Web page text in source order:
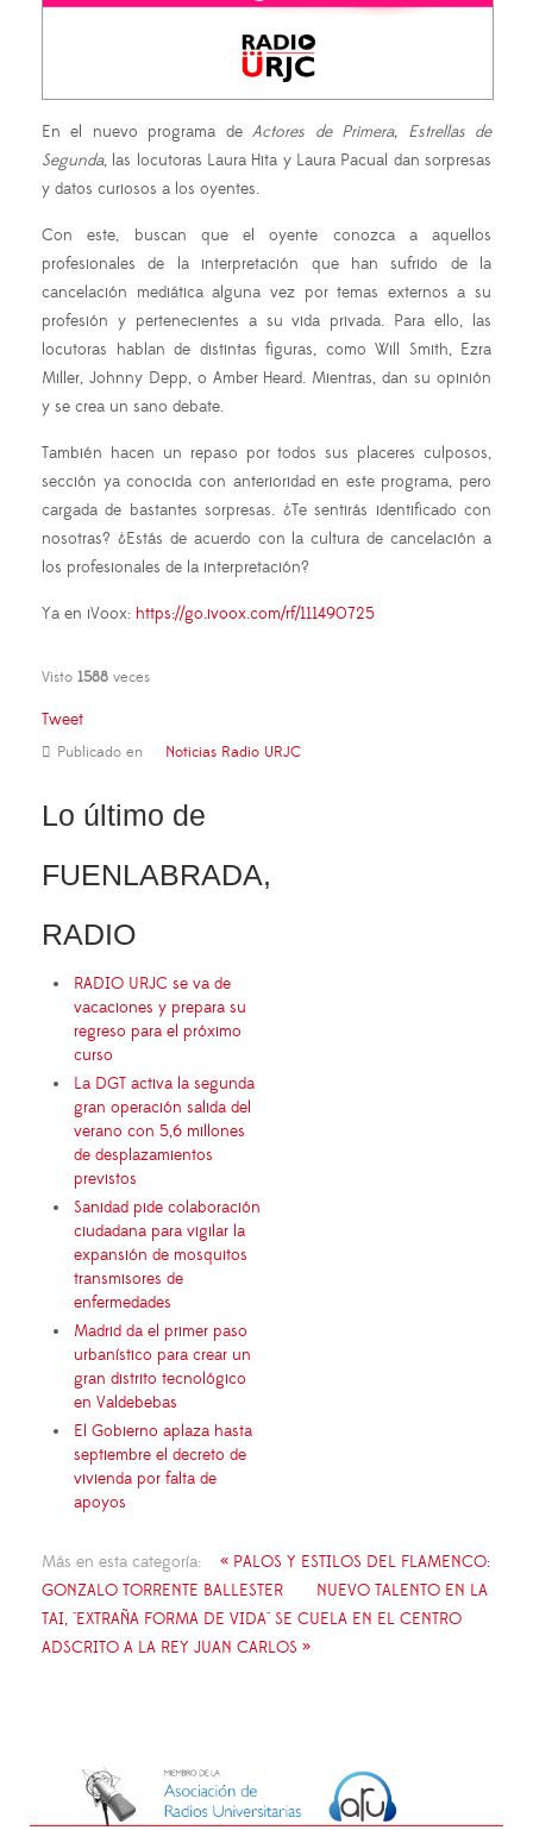
En el nuevo programa deActores de Primera, Estrellas de
Segunda, las locutoras Laura Hita y Laura Pacual dan sorpresas
y datos curiosos a los oyentes.
Con este, buscan que el oyente conozca a aquellos
profesionales de la interpretación que han sufrido de la
cancelación mediática alguna vez por temas externos a su
profesión y pertenecientes a su vida privada. Para ello, las
locutoras hablan de distintas figuras, como Will Smith, Ezra
Miller, Johnny Depp, o Amber Heard. Mientras, dan su opinión
y se crea un sano debate.
También hacen un repaso por todos sus placeres culposos,
sección ya conocida con anterioridad en este programa, pero
cargada de bastantes sorpresas. ¿Te sentirás identificado con
nosotras? ¿Estás de acuerdo con la cultura de cancelación a
los profesionales de la interpretación?
Ya en iVoox: https://go.ivoox.com/rf/111490725
Visto 1588 veces
Tweet
Publicado en Noticias Radio URJC
Lo último de
FUENLABRADA,
RADIO
RADIO URJC se va de
vacaciones y prepara su
regreso para el próximo
curso
La DGT activa la segunda
gran operación salida del
verano con 5,6 millones
de desplazamientos
previstos
Sanidad pide colaboración
ciudadana para vigilar la
expansión de mosquitos
transmisores de
enfermedades
Madrid da el primer paso
urbanístico para crear un
gran distrito tecnológico
en Valdebebas
El Gobierno aplaza hasta
septiembre el decreto de
vivienda por falta de
apoyos
Más en esta categoría:
« PALOS Y ESTILOS DEL FLAMENCO:
GONZALO TORRENTE BALLESTER
NUEVO TALENTO EN LA
TAI, "EXTRAÑA FORMA DE VIDA" SE CUELA EN EL CENTRO
ADSCRITO A LA REY JUAN CARLOS »